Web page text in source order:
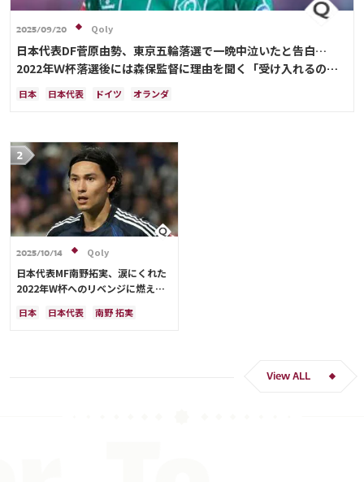
2025/09/20 Qoly
日本代表DF菅原由勢、東京五輪落選で一晩中泣いたと告白…
2022年Ｗ杯落選後には森保監督に理由を聞く「受け入れるのは
難しかった」
日本 日本代表 ドイツ オランダ
2025/10/14 Qoly
日本代表MF南野拓実、涙にくれた
2022年W杯へのリベンジに燃える
ー人生をかけた戦い」
日本 日本代表
南野 拓実
View ALL